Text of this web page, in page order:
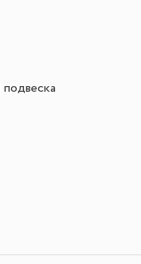
подвеска